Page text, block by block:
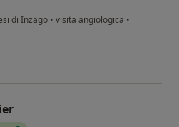
di Inzago • visita angiologica •
Mauri